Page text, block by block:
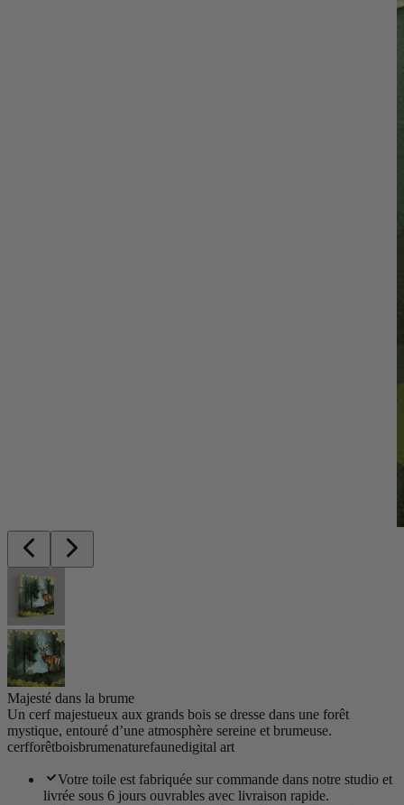
Majesté dans la brume
Un cerf majestueux aux grands bois se dresse dans une forêt
mystique, entouré d’une atmosphère sereine et brumeuse.
cerfforêtboisbrumenaturefaunedigital art
Votre toile est fabriquée sur commande dans notre studio et
livrée sous 6 jours ouvrables avec livraison rapide.